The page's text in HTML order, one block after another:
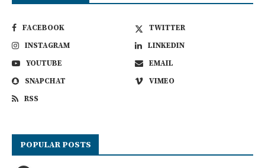
FACEBOOK
TWITTER
INSTAGRAM
LINKEDIN
YOUTUBE
EMAIL
SNAPCHAT
VIMEO
RSS
POPULAR POSTS